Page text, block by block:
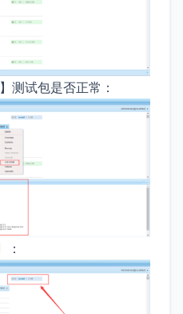
测试包是否正常：